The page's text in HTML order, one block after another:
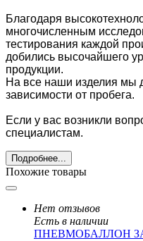
Благодаря
многочисленным
тестирования каждой
добились высочайшего
продукции.
На все наши изделия мы
зависимости от пробега.
Если у вас возникли
специалистам.
Подробнее...
Похожие товары
Нет отзывов
Есть в наличии
ПНЕВМОБАЛЛОН